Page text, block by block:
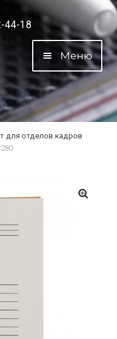
44-18
Меню
для отделов кадров